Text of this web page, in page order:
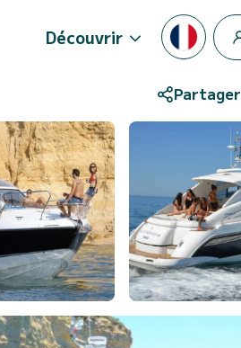
Découvrir
Partager